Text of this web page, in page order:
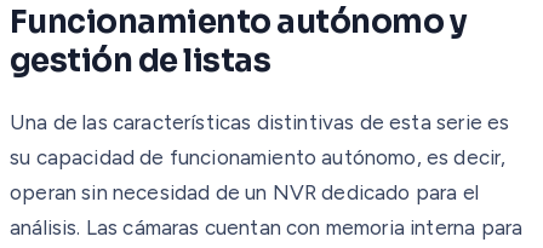
Funcionamiento autónomo y
gestión de listas
Una de las características distintivas de esta serie es
su capacidad de funcionamiento autónomo, es decir,
operan sin necesidad de un NVR dedicado para el
análisis. Las cámaras cuentan con memoria interna para